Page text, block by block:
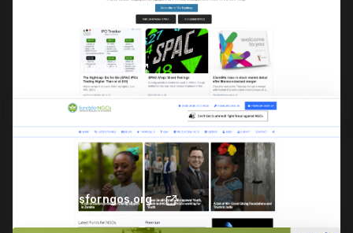
https://spactrack.io
Widget
Create Widget
https://fundsforngos.org